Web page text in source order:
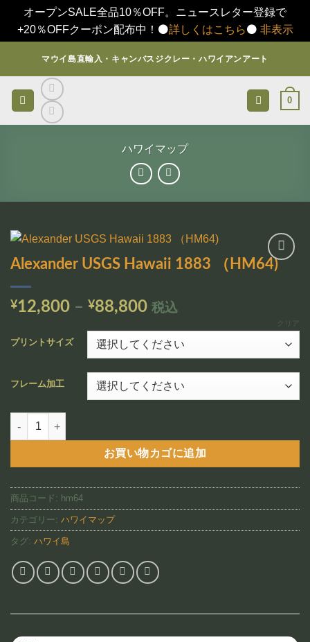
オープンSALE全品10％OFF。ニュースレター登録で
+20％OFFクーポン配布中！⚫️詳しくはこちら⚫️ 非表示
マウイ島直輸入・キャンバスジクレー・ハワイアンアート
0
ハワイマップ
お気
Alexander USGS Hawaii 1883 （HM64)
¥12,800 – ¥88,800価
帯:
¥12,800
–
¥88,800
税込
プリントサイズ
フレーム加工
クリア
Alexander USGS Hawaii 1883 （HM64)個
お買い物カゴに追加
商品コード: hm64
カテゴリー: ハワイマップ
タグ: ハワイ島